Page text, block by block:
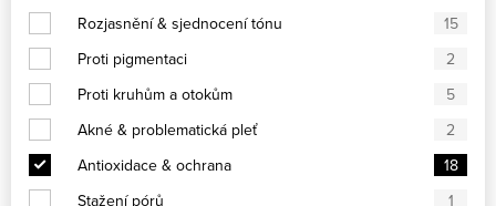
Rozjasnění & sjednocení tónu
15
Proti pigmentaci
2
Proti kruhům a otokům
5
Akné & problematická pleť
2
Antioxidace & ochrana
18
Stažení pórů
1